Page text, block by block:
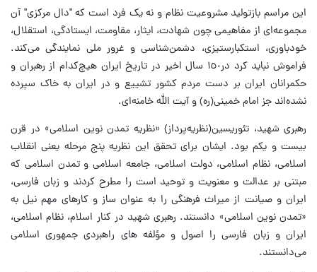
این مراسم بازتولید مشروعیت نظام و نه یک فرد است که "دال مرکزی" آن
مجموعه‌ای از مفاهیمی چون شهادت، ایثار، مقاومت، ایستادگی، استقلال،
خودباوری، استکبارستیزی، دشمن‌شناسی و غرور ملی نمایندگی می‌کند.
فراموش نباید کرد در١٥٠ سال اخیر در تاریخ ایران هیچ‌کدام از رهبران و
حکمرانان ایران بر دست مردم کشور تشییع و در ایران به خاک سپرده
نشده‌اند جز امام خمینی(ره) و آیت الله خامنه‌ای.
رهبری شهید، تئوریسین(نظریه‌پرداز) «نظریه تمدن نوین اسلامی» در قرن
بیست و یکم بود. ایشان برای تحقق این نظریه پنج مرحله یعنی انقلاب
اسلامی، نظام اسلامی، دولت اسلامی، جامعه اسلامی و تمدن اسلامی که
مبتنی بر عدالت و معنویت و توحید است را مطرح کردند و زبان فارسی،
ایران و صیانت از میراث فرهنگی را به عنوان ساز و کارهای مهم نیل به
«تمدن نوین اسلامی» دانستند. رهبری شهید در کنار اسلام، نظام اسلامی،
ایران و زبان فارسی را اصول و مؤلفه های راهبردی جمهوری اسلامی
می‌دانستند.